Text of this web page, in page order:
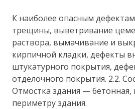
К наиболее опасным дефектам
трещины, выветривание
раствора, вымачивание и
кирпичной кладки, дефекты
штукатурного покрытия,
отделочного покрытия. 2.2.
Отмостка здания —
периметру здания.